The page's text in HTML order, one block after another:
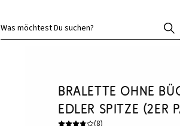
Was möchtest Du suchen?
Bralette ohne
edler Spitze (2er
(8)